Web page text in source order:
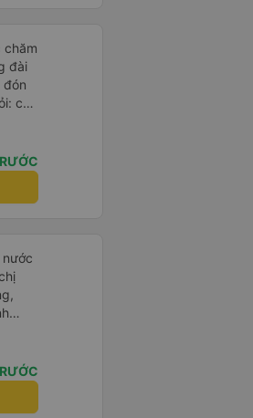
chăm
đài
chị
xế
đi.
nước
chỗ
cần
gọi